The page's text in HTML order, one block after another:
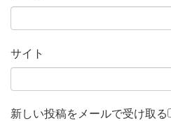
サイト
新しい投稿をメールで受け取る